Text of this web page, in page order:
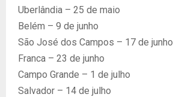
Uberlândia – 25 de maio
Belém – 9 de junho
São José dos Campos – 17 de junho
Franca – 23 de junho
Campo Grande – 1 de julho
Salvador – 14 de julho